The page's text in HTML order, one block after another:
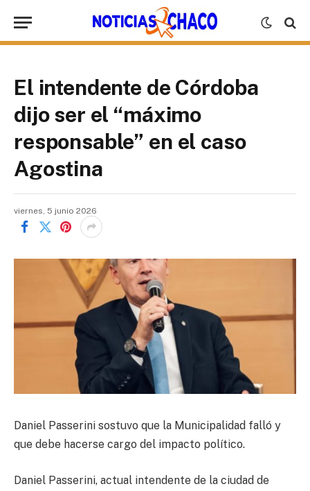
El intendente de Córdoba
dijo ser el “máximo
responsable” en el caso
Agostina
viernes, 5 junio 2026
Daniel Passerini sostuvo que la Municipalidad falló y
que debe hacerse cargo del impacto político.
Daniel Passerini, actual intendente de la ciudad de